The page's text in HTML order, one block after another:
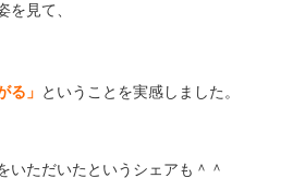
を見て、
る」 ということを実感しました。
いただいたというシェアも＾＾